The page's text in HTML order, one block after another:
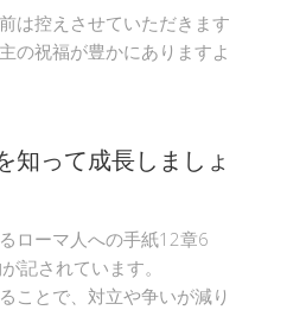
は控えさせていただきます
の祝福が豊かにありますよ
知って成長しましょ
ローマ人への手紙12章6
記されています。
ことで、対立や争いが減り